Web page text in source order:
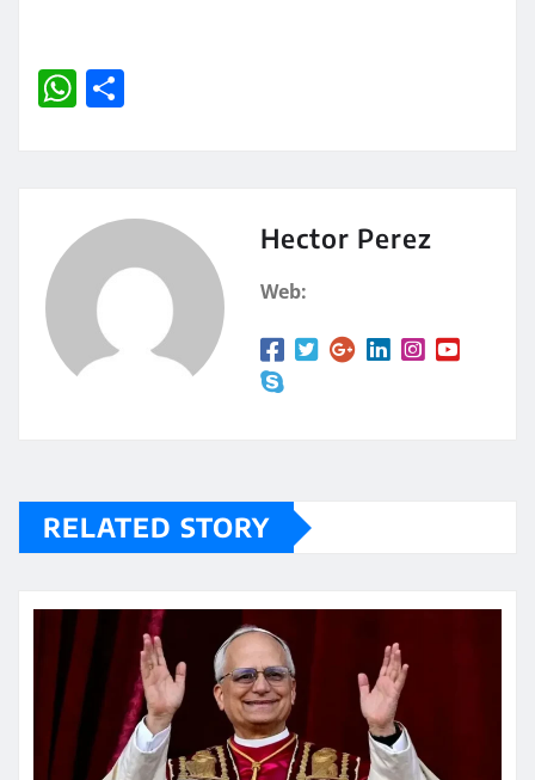
W
A
p
rt
Hector Perez
Web:
RELATED STORY